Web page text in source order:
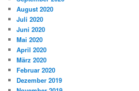
August 2020
Juli 2020
Juni 2020
Mai 2020
April 2020
März 2020
Februar 2020
Dezember 2019